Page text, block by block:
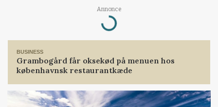
Annonce
Loading...
BUSINESS
Grambogård får oksekød på menuen hos
københavnsk restaurantkæde